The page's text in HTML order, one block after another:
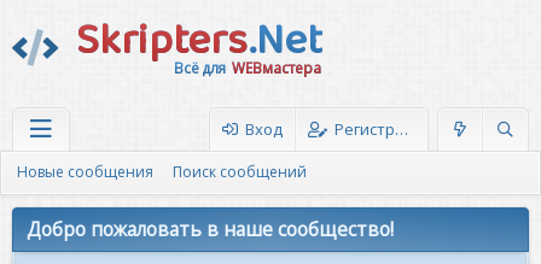
Skripters.Net
Всё для WEBмастера
Вход Регистрация
Новые сообщения Поиск сообщений
Добро пожаловать в наше сообщество!